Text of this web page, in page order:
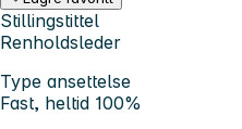
Stillingstittel
Renholdsleder
Type ansettelse
Fast, heltid 100%